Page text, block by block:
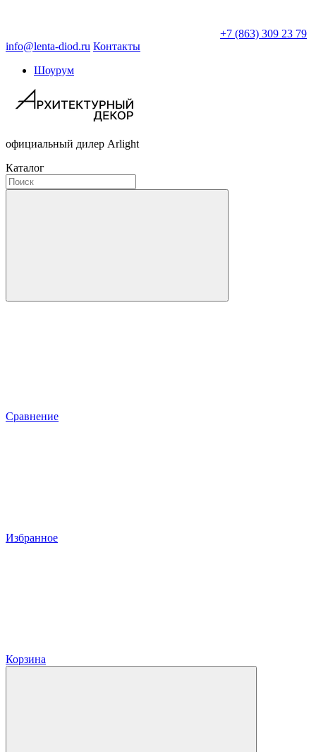
+7 (863) 309 23 79
info@lenta-diod.ru Контакты
Шоурум
официальный дилер Arlight
Каталог
Сравнение
Избранное
Корзина